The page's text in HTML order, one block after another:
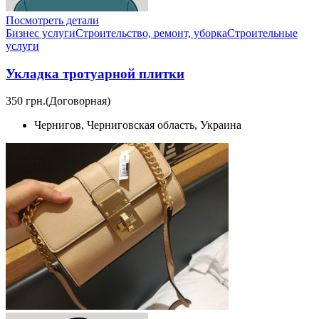
Посмотреть детали
Бизнес услугиСтроительство, ремонт, уборкаCтроительные
услуги
Укладка тротуарной плитки
350 грн.(Договорная)
Чернигов, Черниговская область, Украина